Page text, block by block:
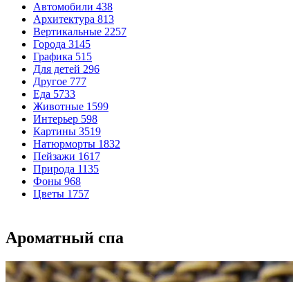
Автомобили 438
Архитектура 813
Вертикальные 2257
Города 3145
Графика 515
Для детей 296
Другое 777
Еда 5733
Животные 1599
Интерьер 598
Картины 3519
Натюрморты 1832
Пейзажи 1617
Природа 1135
Фоны 968
Цветы 1757
Ароматный спа